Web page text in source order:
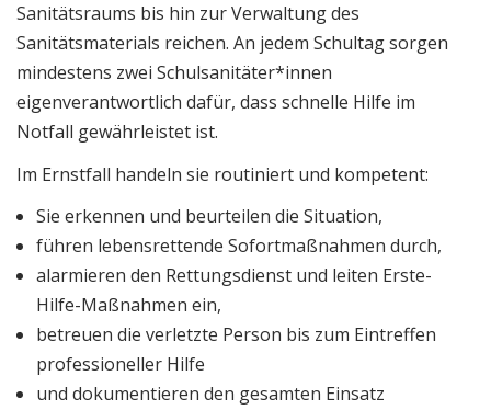
Sanitätsraums bis hin zur Verwaltung des
Sanitätsmaterials reichen. An jedem Schultag sorgen
mindestens zwei Schulsanitäter*innen
eigenverantwortlich dafür, dass schnelle Hilfe im
Notfall gewährleistet ist.
Im Ernstfall handeln sie routiniert und kompetent:
Sie erkennen und beurteilen die Situation,
führen lebensrettende Sofortmaßnahmen durch,
alarmieren den Rettungsdienst und leiten Erste-
Hilfe-Maßnahmen ein,
betreuen die verletzte Person bis zum Eintreffen
professioneller Hilfe
und dokumentieren den gesamten Einsatz